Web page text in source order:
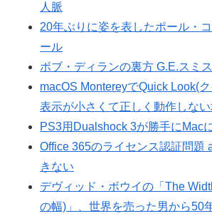
人脈
20年ぶりに姿を表したポール・
ール
ボブ・ディランの裏方 G.E.スミス
macOS MontereyでQuick Look(
表示が小さくて正しく動作しな
PS3用Dualshock 3が勝手にMac
Office 365のライセンス認証問題
きない
デヴィッド・ボウイの「The
の幅)」、世界を売った男から50